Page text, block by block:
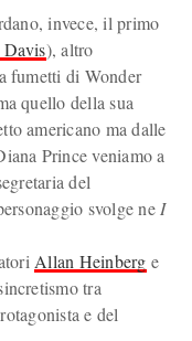
invece, il primo
), altro
fumetti di Wonder
quello della sua
americano ma dalle
Prince veniamo a
del
svolge ne I
Allan Heinberg e
tra
e del